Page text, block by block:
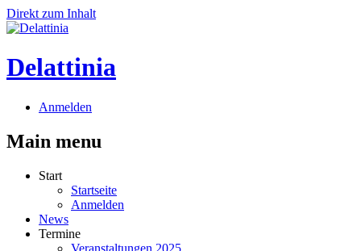
Direkt zum Inhalt
Delattinia
Anmelden
Main menu
Start
Startseite
Anmelden
News
Termine
Veranstaltungen 2025